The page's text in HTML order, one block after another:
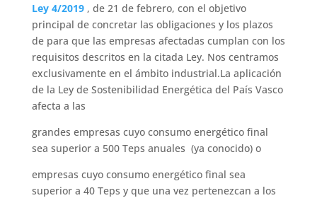
Ley 4/2019, de 21 de febrero, con el objetivo
principal de concretar las obligaciones y los plazos
de para que las empresas afectadas cumplan con los
requisitos descritos en la citada Ley. Nos centramos
exclusivamente en el ámbito industrial.La aplicación
de la Ley de Sostenibilidad Energética del País Vasco
afecta a las
grandes empresas cuyo consumo energético final
sea superior a 500 Teps anuales (ya conocido) o
empresas cuyo consumo energético final sea
superior a 40 Teps y que una vez pertenezcan a los